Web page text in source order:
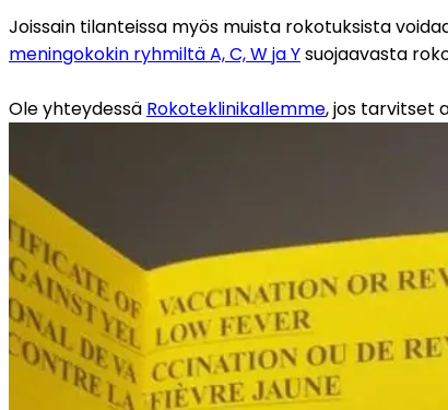
meningokokin ryhmiltä A, C, W ja Y suojaavasta
Ole yhteydessä Rokoteklinikallemme, jos tarvitset